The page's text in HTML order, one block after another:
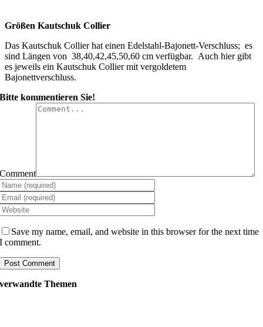
Größen Kautschuk Collier
Das Kautschuk Collier hat einen Edelstahl-Bajonett-Verschluss; es
sind Längen von 38,40,42,45,50,60 cm verfügbar. Auch hier gibt
es jeweils ein Kautschuk Collier mit vergoldetem
Bajonettverschluss.
Bitte kommentieren Sie!
Comment
Save my name, email, and website in this browser for the next time
I comment.
verwandte Themen